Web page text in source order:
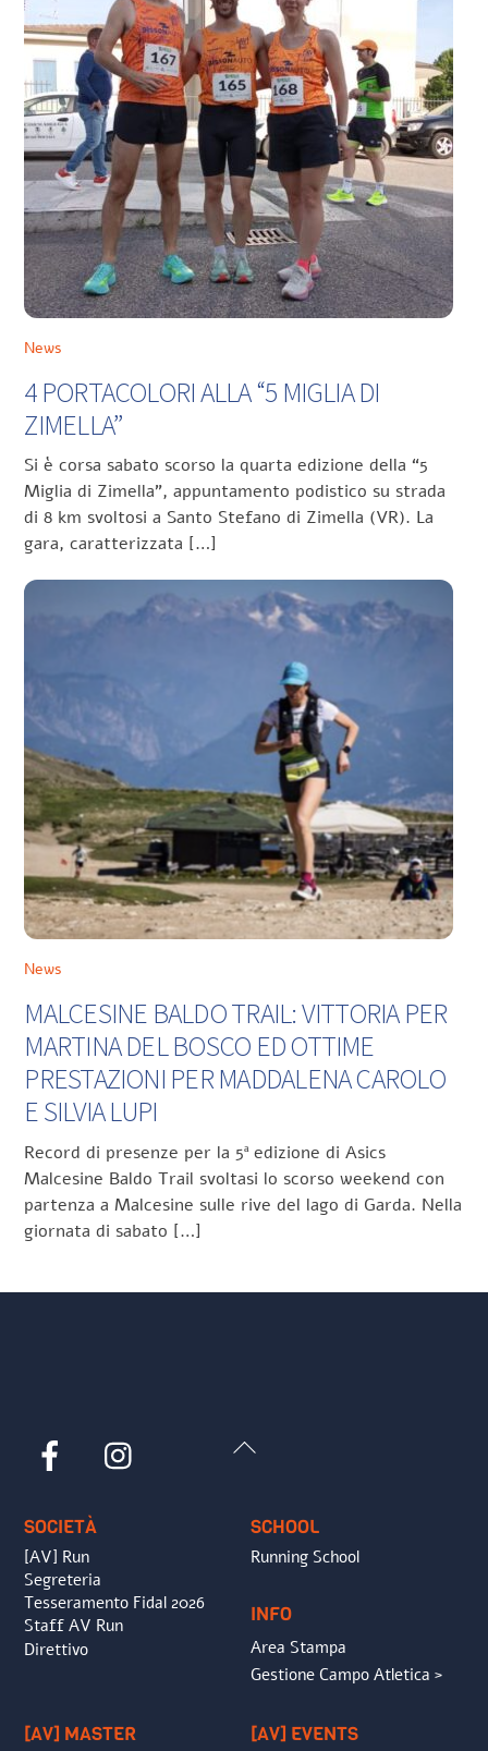
News
4 PORTACOLORI ALLA “5 MIGLIA DI
ZIMELLA”
Si è corsa sabato scorso la quarta edizione della “5
Miglia di Zimella”, appuntamento podistico su strada
di 8 km svoltosi a Santo Stefano di Zimella (VR). La
gara, caratterizzata […]
News
MALCESINE BALDO TRAIL: VITTORIA PER
MARTINA DEL BOSCO ED OTTIME
PRESTAZIONI PER MADDALENA CAROLO
E SILVIA LUPI
Record di presenze per la 5ª edizione di Asics
Malcesine Baldo Trail svoltasi lo scorso weekend con
partenza a Malcesine sulle rive del lago di Garda. Nella
giornata di sabato […]
Back
Facebook
SOCIETÀ
[AV] Run
Segreteria
Tesseramento Fidal 2026
Staff AV Run
Direttivo
SCHOOL
Running School
INFO
Area Stampa
Gestione Campo Atletica >
[AV] MASTER [AV] EVENTS